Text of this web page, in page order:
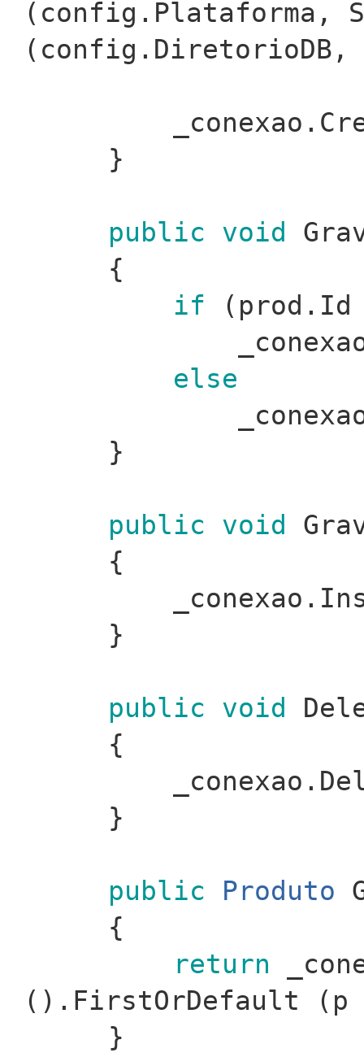
(config.Plataforma,
(config.DiretorioDB,
}
public void
{
if
else
}
public void
{
}
public void
{
}
public Produto
{
return
().FirstOrDefault
}